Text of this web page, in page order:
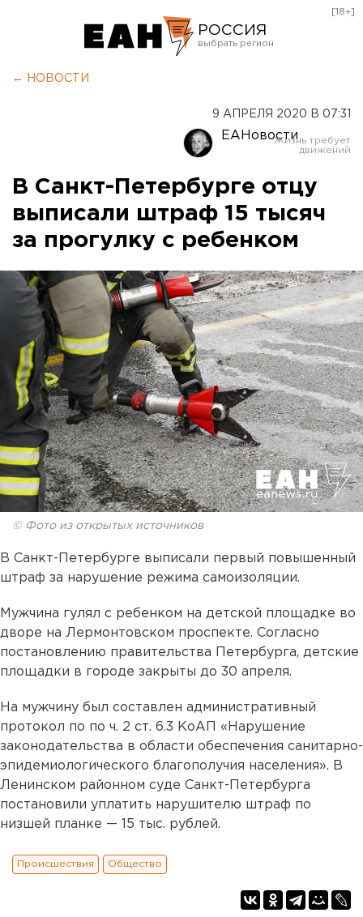
РОССИЯ
Оренбург
[18+]
← НОВОСТИ
9 АПРЕЛЯ 2020 В 07:31
ЕАНовости
В Санкт-Петербурге отцу
выписали штраф 15 тысяч
за прогулку с ребенком
© Фото из открытых источников
В Санкт-Петербурге выписали первый повышенный
штраф за нарушение режима самоизоляции.
Мужчина гулял с ребенком на детской площадке во
дворе на Лермонтовском проспекте. Согласно
постановлению правительства Петербурга, детские
площадки в городе закрыты до 30 апреля.
На мужчину был составлен административный
протокол по по ч. 2 ст. 6.3 КоАП «Нарушение
законодательства в области обеспечения санитарно-
эпидемиологического благополучия населения». В
Ленинском районном суде Санкт-Петербурга
постановили уплатить нарушителю штраф по
низшей планке — 15 тыс. рублей.
Происшествия Общество